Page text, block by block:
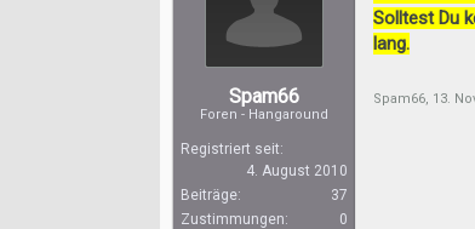
Spam66
Foren - Hangaround
Registriert seit:
4. August 2010
Beiträge:
37
Zustimmungen:
0
Solltest Du
lang.
Spam66, 13.